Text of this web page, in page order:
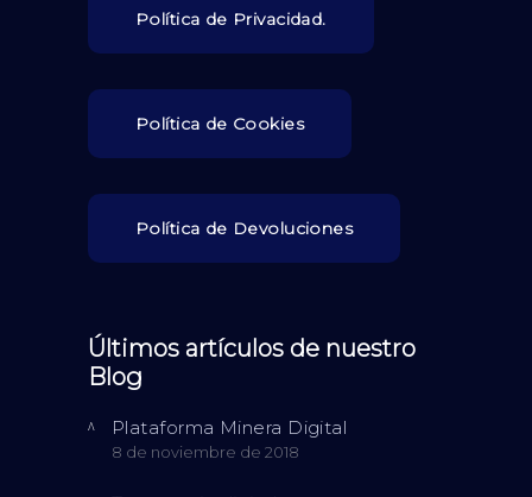
Política de Privacidad.
Política de Cookies
Política de Devoluciones
Últimos artículos de nuestro
Blog
Plataforma Minera Digital
8 de noviembre de 2018